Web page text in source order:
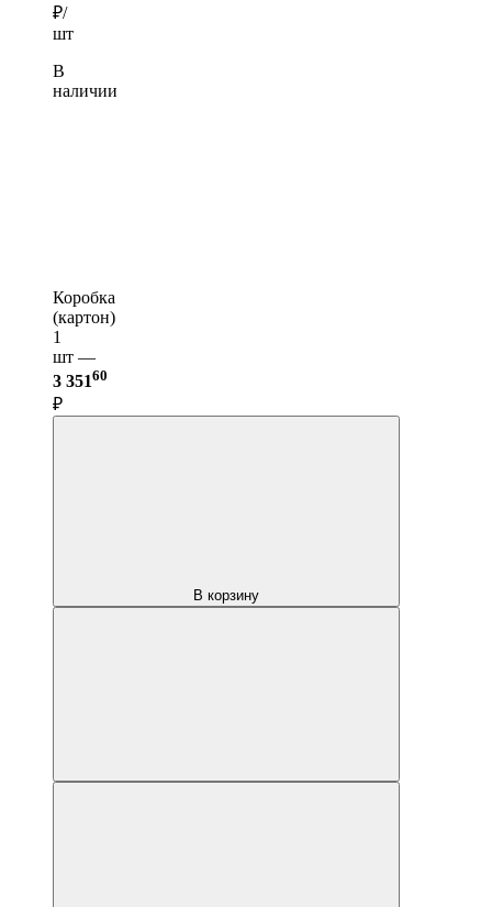
₽/
шт
В
наличии
Коробка
(картон)
1
шт —
3 35160
₽
В корзину